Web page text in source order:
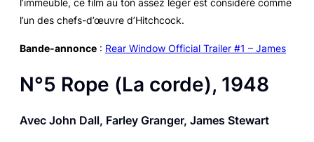
l’immeuble, ce film au ton assez léger est considéré comme
l’un des chefs-d’œuvre d’Hitchcock.
Bande-annonce : Rear Window Official Trailer #1 – James
N°5 Rope (La corde), 1948
Avec John Dall, Farley Granger, James Stewart